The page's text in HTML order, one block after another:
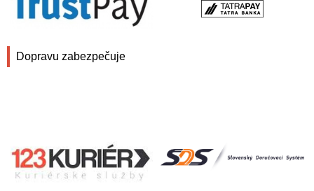
Dopravu zabezpečuje